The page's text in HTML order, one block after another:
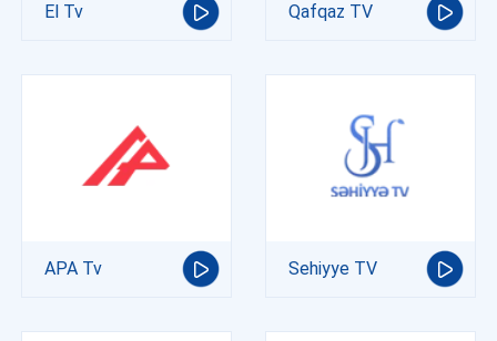
El Tv Qafqaz TV
APA Tv Sehiyye TV